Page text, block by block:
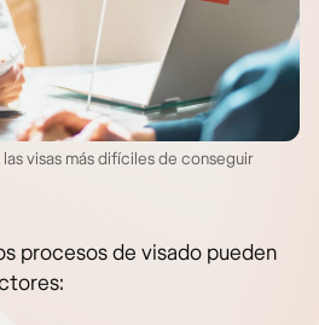
visas más difíciles de conseguir
procesos de visado pueden